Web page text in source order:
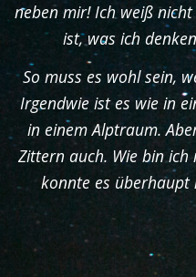
neben mir! Ich weiß
ist, was ich
So muss es wohl sein,
Irgendwie ist es wie in
in einem Alptraum.
Zittern auch. Wie bin ich
konnte es überhaupt